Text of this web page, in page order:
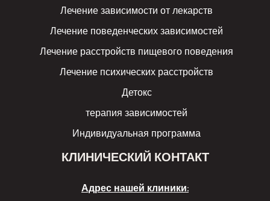
Лечение зависимости от лекарств
Лечение поведенческих зависимостей
Лечение расстройств пищевого поведения
Лечение психических расстройств
Детокс
терапия зависимостей
Индивидуальная программа
КЛИНИЧЕСКИЙ КОНТАКТ
Адрес нашей клиники: